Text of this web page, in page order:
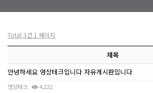
Total 3건 1 페이지
제목
안녕하세요 영상테크입니다 자유게시판입니다
영상테크 4,222